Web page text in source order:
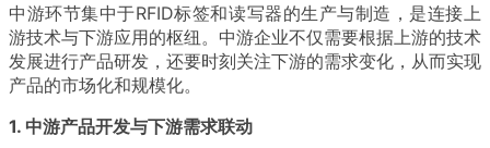
中游环节集中于RFID标签和读写器的生产与制造，是连接上
游技术与下游应用的枢纽。中游企业不仅需要根据上游的技术
发展进行产品研发，还要时刻关注下游的需求变化，从而实现
产品的市场化和规模化。
1. 中游产品开发与下游需求联动